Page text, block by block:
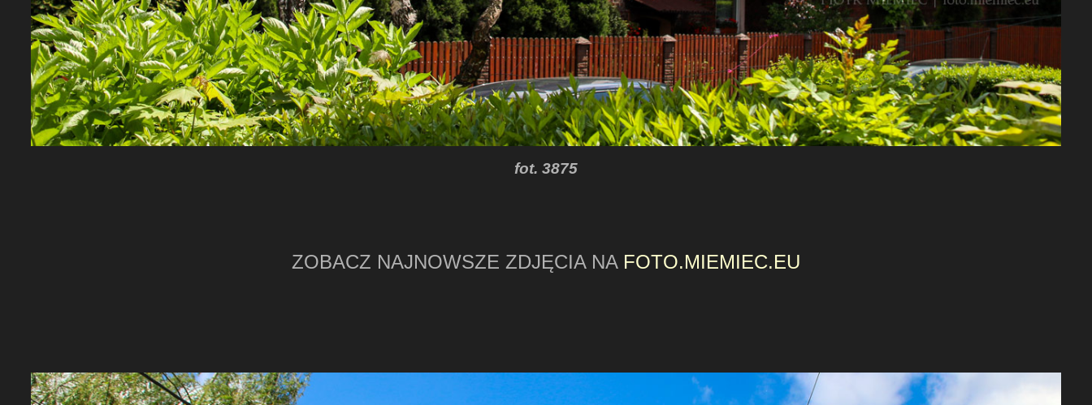
fot. 3875
ZOBACZ NAJNOWSZE ZDJĘCIA NA FOTO.MIEMIEC.EU